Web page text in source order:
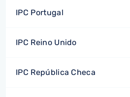
IPC Portugal
IPC Reino Unido
IPC República Checa